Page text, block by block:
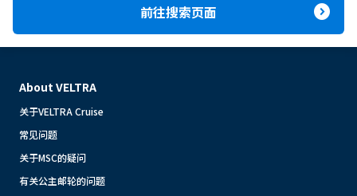
前往搜索页面 expand_circle_right
About VELTRA
关于VELTRA Cruise
常见问题
关于MSC的疑问
有关公主邮轮的问题